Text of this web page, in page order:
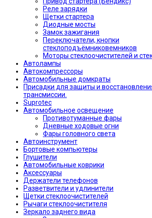
Реле зарядки
Щетки стартера
Диодные мосты
Замок зажигания
Переключатели, кнопки
стеклоподъёмниковемников
Моторы стеклоочистителей и
Автолампы
Автокомпрессоры
Автомобильные домкраты
Присадки для защиты и
трансмиссии.
Suprotec
Автомобильное освещение
Противотуманные фары
Дневные ходовые огни
Фары головного света
Автоинструмент
Бортовые компьютеры
Глушители
Автомобильные коврики
Аксессуары
Держатели телефонов
Разветвители и удлинители
Щетки стеклоочистителей
Рычаги стеклоочистителя
Зеркало заднего вида